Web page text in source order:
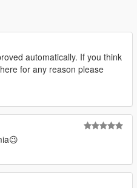
automatically. If you think
for any reason please